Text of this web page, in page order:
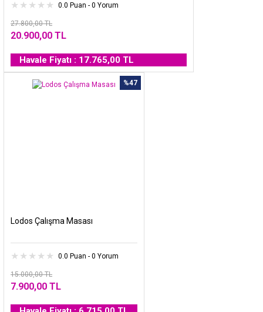
0.0 Puan - 0 Yorum
27.800,00 TL
20.900,00 TL
Havale Fiyatı : 17.765,00 TL
%47
Lodos Çalışma Masası
0.0 Puan - 0 Yorum
15.000,00 TL
7.900,00 TL